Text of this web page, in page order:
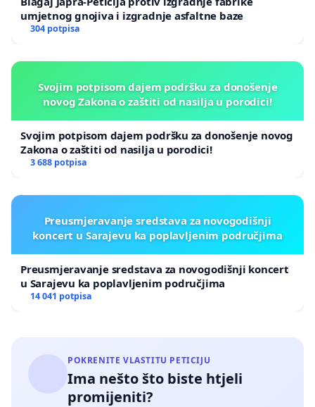
umjetnog gnojiva i izgradnje asfaltne baze
304 potpisa
Svojim potpisom dajem podršku za donošenje
novog Zakona o zaštiti od nasilja u porodici!
Svojim potpisom dajem podršku za donošenje novog
Zakona o zaštiti od nasilja u porodici!
3 688 potpisa
Preusmjeravanje sredstava za novogodišnji
koncert u Sarajevu ka poplavljenim područjima
Preusmjeravanje sredstava za novogodišnji koncert
u Sarajevu ka poplavljenim područjima
14 041 potpisa
POKRENITE VLASTITU PETICIJU
Ima nešto što biste htjeli
promijeniti?